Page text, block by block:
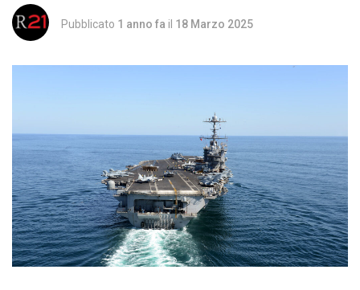
Pubblicato 1 anno fa il 18 Marzo 2025